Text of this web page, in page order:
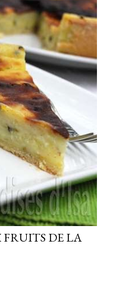
FRUITS DE LA